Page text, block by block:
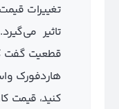
تغییرات
تاثیر
قطعیت گفت
هاردفورک
کنید، قیمت